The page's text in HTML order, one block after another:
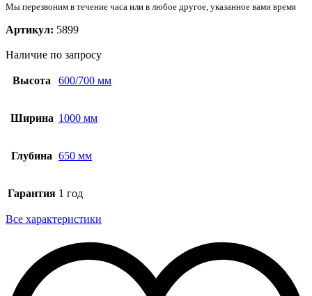
Мы перезвоним в течение часа или в любое другое, указанное вами время
Артикул: 5899
Наличие по запросу
Высота 600/700 мм
Ширина 1000 мм
Глубина 650 мм
Гарантия 1 год
Все характеристики